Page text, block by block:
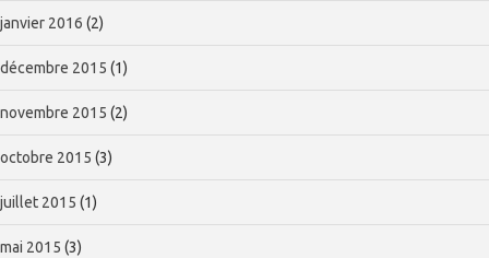
janvier 2016 (2)
décembre 2015 (1)
novembre 2015 (2)
octobre 2015 (3)
juillet 2015 (1)
mai 2015 (3)